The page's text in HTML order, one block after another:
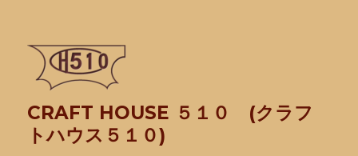
CRAFT HOUSE ５１０ (クラフ
トハウス５１０)